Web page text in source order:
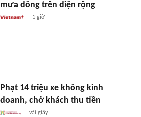
mưa dông trên diện rộng
1 giờ
Phạt 14 triệu xe không kinh
doanh, chở khách thu tiền
vài giây